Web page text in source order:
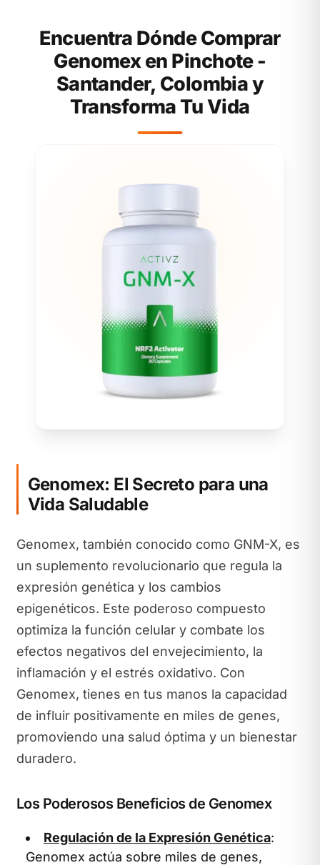
Encuentra Dónde Comprar
Genomex en Pinchote -
Santander, Colombia y
Transforma Tu Vida
Genomex: El Secreto para una
Vida Saludable
Genomex, también conocido como GNM-X, es
un suplemento revolucionario que regula la
expresión genética y los cambios
epigenéticos. Este poderoso compuesto
optimiza la función celular y combate los
efectos negativos del envejecimiento, la
inflamación y el estrés oxidativo. Con
Genomex, tienes en tus manos la capacidad
de influir positivamente en miles de genes,
promoviendo una salud óptima y un bienestar
duradero.
Los Poderosos Beneficios de Genomex
Regulación de la Expresión Genética:
Genomex actúa sobre miles de genes,